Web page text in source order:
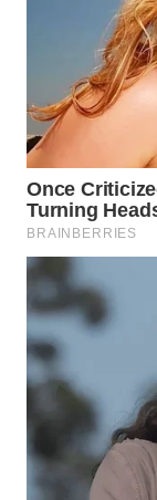
Group
WAHANA
NEWS
WAHANA
TANI
WAHANA
ADVOKAT
WAHANA
INFRASTRUKTUR
WAHANA